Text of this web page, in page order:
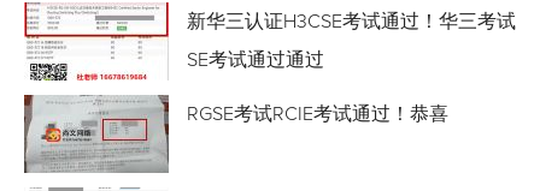
新华三认证H3CSE考试通过！华三考试
SE考试通过通过
RGSE考试RCIE考试通过！恭喜